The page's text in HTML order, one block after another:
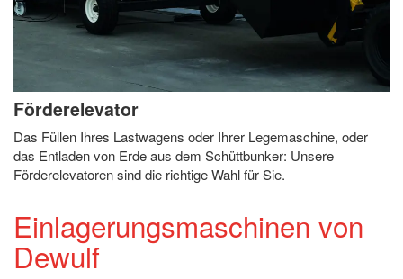
Förderelevator
Das Füllen Ihres Lastwagens oder Ihrer Legemaschine, oder
das Entladen von Erde aus dem Schüttbunker: Unsere
Förderelevatoren sind die richtige Wahl für Sie.
Einlagerungsmaschinen von
Dewulf